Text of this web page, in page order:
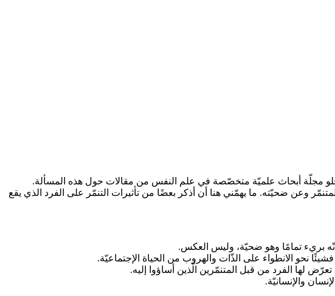
تخلو مجلّة أبحاث علميّة متخصّصة في علم النفس من مقالات حول هذه المسألة.
وعن ضحيّته. ما يهمّني هنا أن أذكر بعضًا من تأثيرات التنمّر على الفرد الذي يقع
بريء تمامًا وهو ضحيّة، وليس العكس.
نحو الانطواء على الذّات والهروب من الحياة الإجتماعيّة.
تعرّض لها الفرد من قبل المتنمّرين الّذين أساؤوا إليه.
والإنسانيّة.